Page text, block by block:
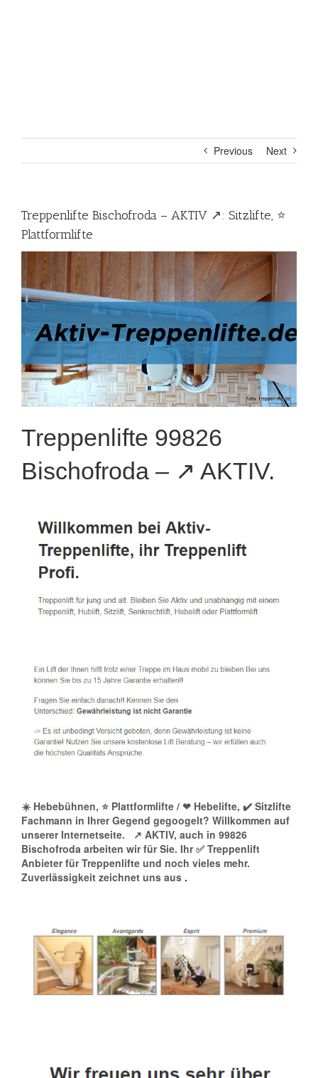
Previous Next
Treppenlifte Bischofroda – AKTIV ↗️: Sitzlifte, ⭐
Plattformlifte
Treppenlifte 99826
Bischofroda – ↗️ AKTIV.
☀️ Hebebühnen, ⭐ Plattformlifte / ❤ Hebelifte, ✔️ Sitzlifte
Fachmann in Ihrer Gegend gegoogelt? Willkommen auf
unserer Internetseite.
↗️ AKTIV, auch in 99826
Bischofroda arbeiten wir für Sie. Ihr ✅ Treppenlift
Anbieter für Treppenlifte und noch vieles mehr.
Zuverlässigkeit zeichnet uns aus .